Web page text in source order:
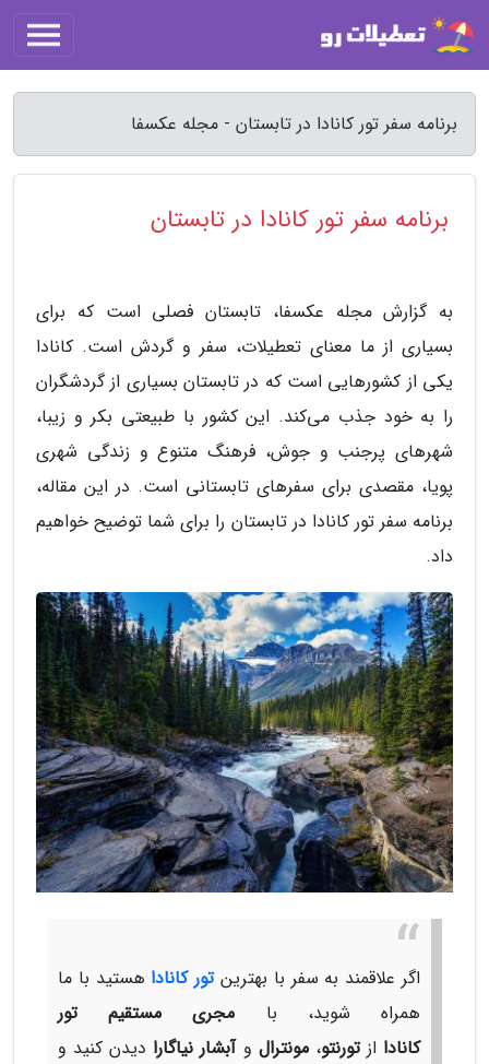
برنامه سفر تور کانادا در تابستان - مجله عکسفا
برنامه سفر تور کانادا در تابستان
به گزارش مجله عکسفا، تابستان فصلی است که برای
بسیاری از ما معنای تعطیلات، سفر و گردش است. کانادا
یکی از کشورهایی است که در تابستان بسیاری از گردشگران
را به خود جذب می‌کند. این کشور با طبیعتی بکر و زیبا،
شهرهای پرجنب و جوش، فرهنگ متنوع و زندگی شهری
پویا، مقصدی برای سفرهای تابستانی است. در این مقاله،
برنامه سفر تور کانادا در تابستان را برای شما توضیح خواهیم
داد.
اگر علاقمند به سفر با بهترینتور کانادا هستید با ما
همراه شوید، با مجری مستقیم تور
کانادا ازتورنتو،مونترال وآبشار نیاگارا دیدن کنید و